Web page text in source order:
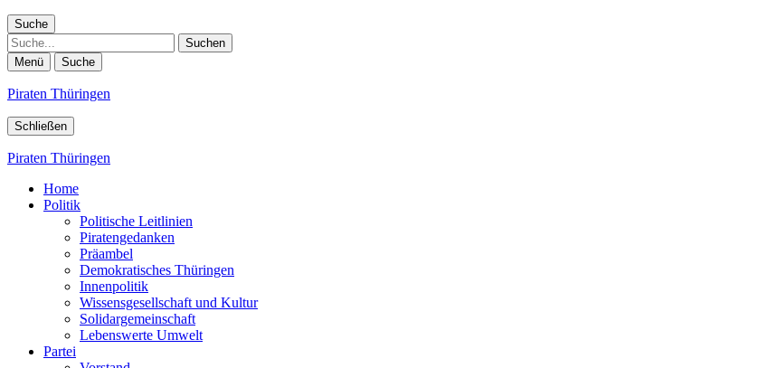
Suche
Suche
Menü Suche
Piraten Thüringen
Schließen
Piraten Thüringen
Home
Politik
Politische Leitlinien
Piratengedanken
Präambel
Demokratisches Thüringen
Innenpolitik
Wissensgesellschaft und Kultur
Solidargemeinschaft
Lebenswerte Umwelt
Partei